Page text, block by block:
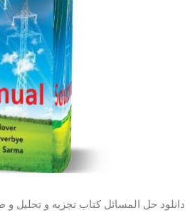
دانلود حل المسائل کتاب تجزیه و